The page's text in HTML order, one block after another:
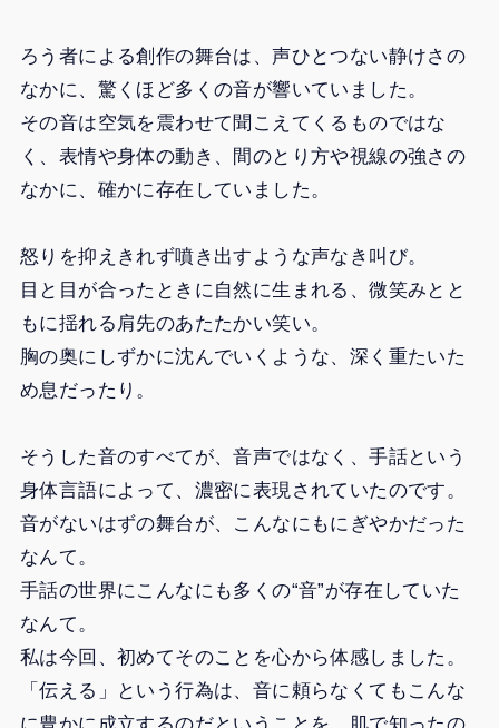
ろう者による創作の舞台は、声ひとつない静けさの
なかに、驚くほど多くの音が響いていました。
その音は空気を震わせて聞こえてくるものではな
く、表情や身体の動き、間のとり方や視線の強さの
なかに、確かに存在していました。
怒りを抑えきれず噴き出すような声なき叫び。
目と目が合ったときに自然に生まれる、微笑みとと
もに揺れる肩先のあたたかい笑い。
胸の奥にしずかに沈んでいくような、深く重たいた
め息だったり。
そうした音のすべてが、音声ではなく、手話という
身体言語によって、濃密に表現されていたのです。
音がないはずの舞台が、こんなにもにぎやかだった
なんて。
手話の世界にこんなにも多くの“音”が存在していた
なんて。
私は今回、初めてそのことを心から体感しました。
「伝える」という行為は、音に頼らなくてもこんな